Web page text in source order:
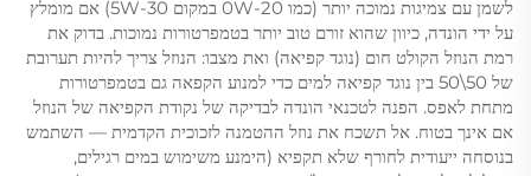
לשמן עם צמיגות נמוכה יותר (כמו 0W-20 במקום 5W-30) אם מומלץ
על ידי הונדה, כיוון שהוא זורם טוב יותר בטמפרטורות נמוכות. בדוק את
רמת הנוזל הקולט חום (נוגד קפיאה) ואת מצבו: הנוזל צריך להיות תערובת
של 50\50 בין נוגד קפיאה למים כדי למנוע הקפאה גם בטמפרטורות
מתחת לאפס. הפנה לטכנאי הונדה לבדיקה של נקודת הקפיאה של הנוזל
אם אינך בטוח. אל תשכח את נוזל ההטמנה לזכוכית הקדמית — השתמש
בנוסחה ייעודית לחורף שלא תקפיא (הימנע משימוש במים רגילים,